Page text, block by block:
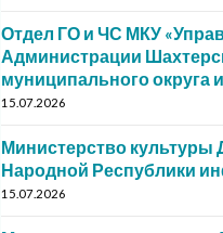
Отдел ГО и ЧС МКУ
Администрации
муниципального округа
15.07.2026
Министерство культуры
Народной Республики
15.07.2026